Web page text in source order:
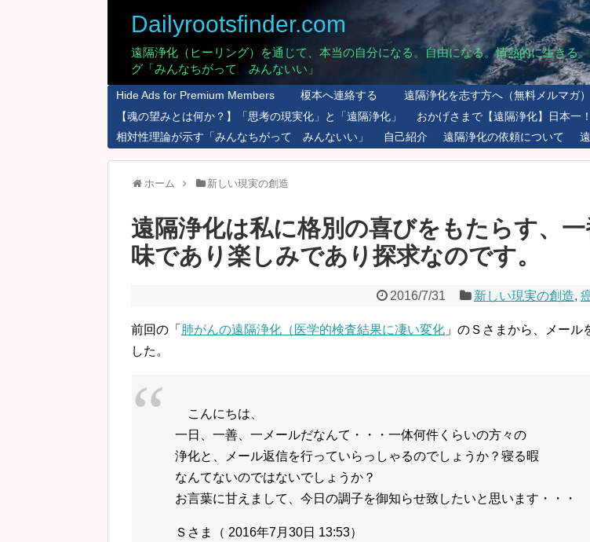
Dailyrootsfinder.com
遠隔浄化（ヒーリング）を通じて、本当の自分になる。自由になる。情熱的に生き
グ「みんなちがって みんないい」
Hide Ads for Premium Members 榎本へ連絡する 遠隔浄化を志す方へ（無料メルマガ）
【魂の望みとは何か？】「思考の現実化」と「遠隔浄化」
おかげさまで【遠隔浄化】日本一！
相対性理論が示す「みんなちがって みんないい」
自己紹介 遠隔浄化の依頼について
ホーム 新しい現実の創造
遠隔浄化は私に格別の喜びをもたらす、
味であり楽しみであり探求なのです。
2016/7/31 新しい現実の創造,
前回の「 肺がんの遠隔浄化（医学的検査結果に凄い変化 」のＳさまから、メール
した。
こんにちは、
一日、一善、一メールだなんて・・・一体何件くらいの方々の
浄化と、メール返信を行っていらっしゃるのでしょうか？寝る暇
なんてないのではないでしょうか？
お言葉に甘えまして、今日の調子を御知らせ致したいと思います・・・
Ｓさま（ 2016年7月30日 13:53）